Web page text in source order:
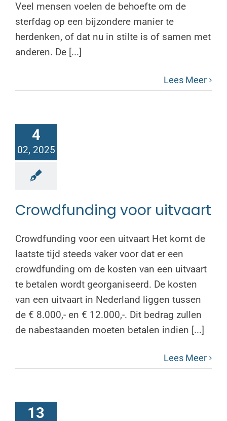
Veel mensen voelen de behoefte om de
sterfdag op een bijzondere manier te
herdenken, of dat nu in stilte is of samen met
anderen. De [...]
Lees Meer
4
02, 2025
Crowdfunding voor uitvaart
Crowdfunding voor een uitvaart Het komt de
laatste tijd steeds vaker voor dat er een
crowdfunding om de kosten van een uitvaart
te betalen wordt georganiseerd. De kosten
van een uitvaart in Nederland liggen tussen
de € 8.000,- en € 12.000,-. Dit bedrag zullen
de nabestaanden moeten betalen indien [...]
Lees Meer
13